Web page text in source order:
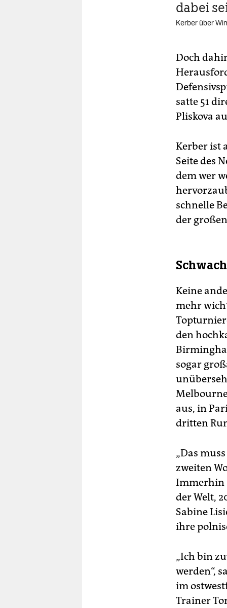
dabei
Kerber über
Doch
satte 51
Pliskova
Kerber ist
Seite des
dem wer
schnelle
der
Keine
mehr
den
sogar
Melbourne
aus, in
dritten
„Das
zweiten
Immerhin
der Welt,
Sabine
ihre
„Ich bin
werden“,
im
Trainer